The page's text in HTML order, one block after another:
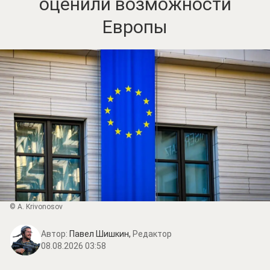
Европы
© A. Krivonosov
Автор: Павел Шишкин, Редактор
08.08.2026 03:58